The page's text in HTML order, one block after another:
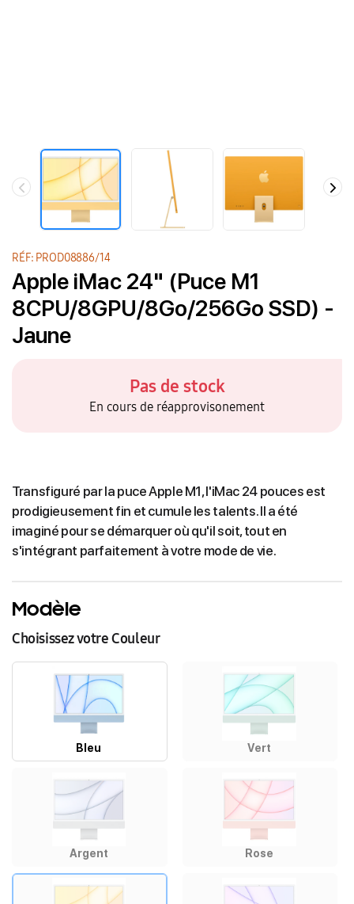
RÉF: PROD08886/14
Apple iMac 24" (Puce M1
8CPU/8GPU/8Go/256Go SSD) -
Jaune
Pas de stock
En cours de réapprovisonement
Transfiguré par la puce Apple M1, l'iMac 24 pouces est
prodigieusement fin et cumule les talents. Il a été
imaginé pour se démarquer où qu'il soit, tout en
s'intégrant parfaitement à votre mode de vie.
Modèle
Choisissez votre Couleur
Bleu Vert
Argent Rose